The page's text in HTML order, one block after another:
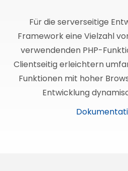
Für die serverseitige
Framework eine Vielzahl
verwendenden PHP-
Clientseitig erleichtern
Funktionen mit hoher
Entwicklung